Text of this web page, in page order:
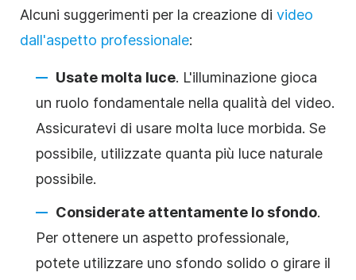
Alcuni suggerimenti per la creazione di video
dall'aspetto professionale:
Usate molta luce. L'illuminazione gioca
un ruolo fondamentale nella qualità del video.
Assicuratevi di usare molta luce morbida. Se
possibile, utilizzate quanta più luce naturale
possibile.
Considerate attentamente lo sfondo.
Per ottenere un aspetto professionale,
potete utilizzare uno sfondo solido o girare il